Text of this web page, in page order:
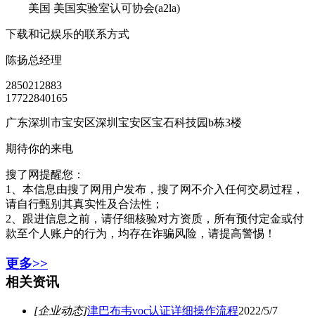
美国 美国实验室认可协会(a2la)
下载和记娱乐的联系方式
陈扬总经理
2850212883
17722840165
广东深圳市宝安区深圳宝安区宝石科技园b栋3楼
期待你的来电
搜了网提醒您：
1、本信息由搜了网用户发布，搜了网不介入任何交易过程，
请自行甄别其真实性及合法性；
2、跟进信息之前，请仔细核验对方资质，所有预付定金或付
款至个人账户的行为，均存在诈骗风险，请提高警惕！
更多>>
相关资讯
[企业动态]津巴布韦voc认证详细操作流程2022/5/7